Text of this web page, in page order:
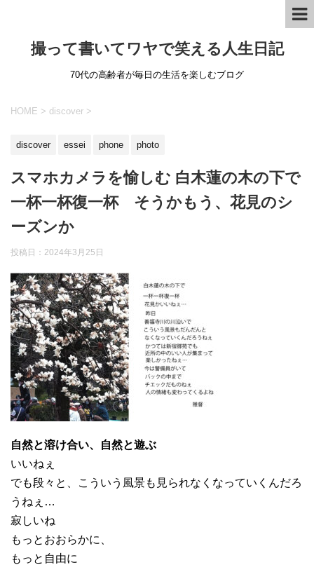
撮って書いてワヤで笑える人生日記
70代の高齢者が毎日の生活を楽しむブログ
HOME > discover >
discover essei phone photo
スマホカメラを愉しむ 白木蓮の木の下で
一杯一杯復一杯 そうかもう、花見のシ
ーズンか
投稿日： 2024年3月25日
自然と溶け合い、自然と遊ぶ
いいねぇ
でも段々と、こういう風景も見られなくなっていくんだろ
うねぇ…
寂しいね
もっとおおらかに、
もっと自由に